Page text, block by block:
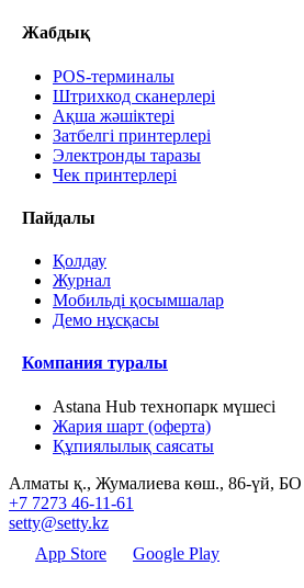
Жабдық
POS-терминалы
Штрихкод сканерлері
Ақша жәшіктері
Затбелгі принтерлері
Электронды таразы
Чек принтерлері
Пайдалы
Қолдау
Журнал
Мобильді қосымшалар
Демо нұсқасы
Компания туралы
Astana Hub технопарк мүшесі
Жария шарт (оферта)
Құпиялылық саясаты
Алматы қ., Жумалиева көш., 86-үй, БО
+7 7273 46-11-61
setty@setty.kz
App Store
Google Play